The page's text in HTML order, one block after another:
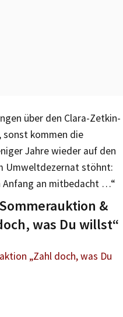
über den Clara-Zetkin-
sonst kommen die
Jahre wieder auf den
Umweltdezernat stöhnt:
Anfang an mitbedacht …“
&
was Du willst“
„Zahl doch, was Du